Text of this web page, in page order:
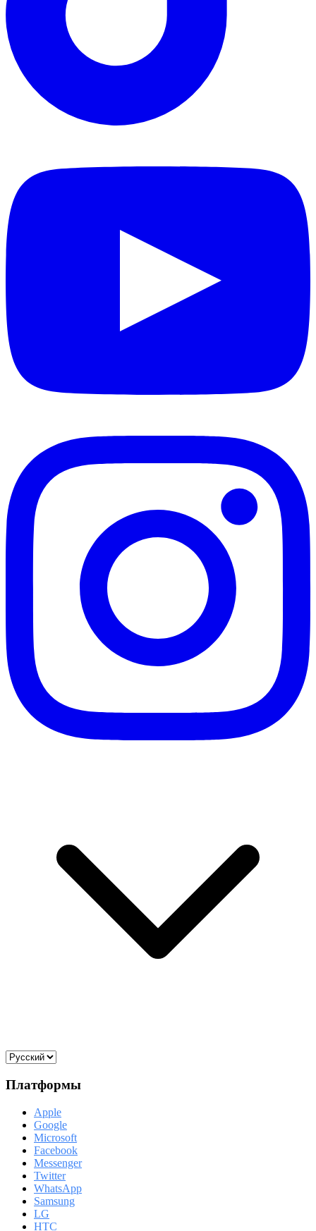
Платформы
Apple
Google
Microsoft
Facebook
Messenger
Twitter
WhatsApp
Samsung
LG
HTC